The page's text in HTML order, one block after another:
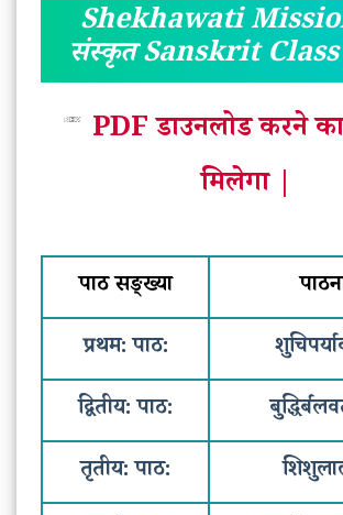
Shekhawati
संस्कृत Sanskrit
PDF डाउनलोड करने
मिलेगा |
पाठ सङ्ख्या
प्रथम: पाठ:
द्वितीय: पाठ:
तृतीय: पाठ: